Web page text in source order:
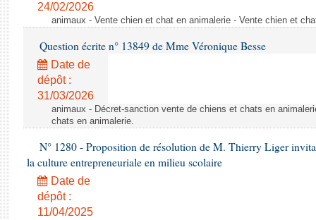
24/02/2026
animaux - Vente chien et chat en animalerie - Vente chien et
Question écrite n° 13849 de Mme Véronique Besse
Date de
dépôt :
31/03/2026
animaux - Décret-sanction vente de chiens et chats en
chats en animalerie.
N° 1280 - Proposition de résolution de M. Thierry Liger
la culture entrepreneuriale en milieu scolaire
Date de
dépôt :
11/04/2025